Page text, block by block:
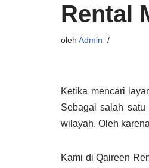
Rental
oleh Admin
Ketika mencari
Sebagai salah
wilayah. Oleh
Kami di Qaireen